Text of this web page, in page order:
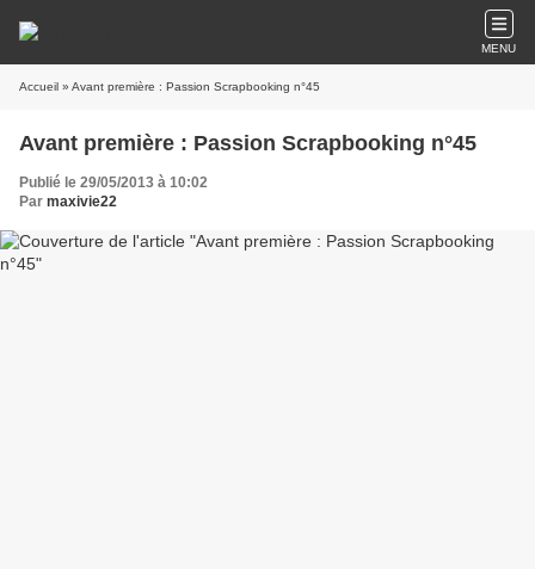
MENU
Accueil » Avant première : Passion Scrapbooking n°45
Avant première : Passion Scrapbooking n°45
Publié le 29/05/2013 à 10:02
Par maxivie22